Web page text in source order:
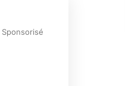
Sponsorisé